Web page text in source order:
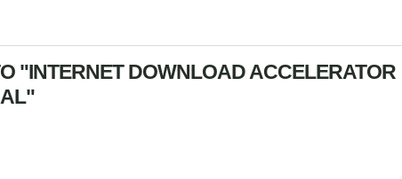
"INTERNET DOWNLOAD ACCELERATOR